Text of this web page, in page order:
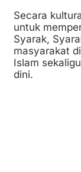
Secara
untuk
Syarak,
masyarakat
Islam
dini.